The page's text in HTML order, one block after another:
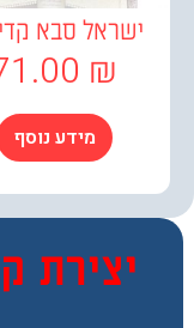
סבא קדישא
71.00
מידע נוסף